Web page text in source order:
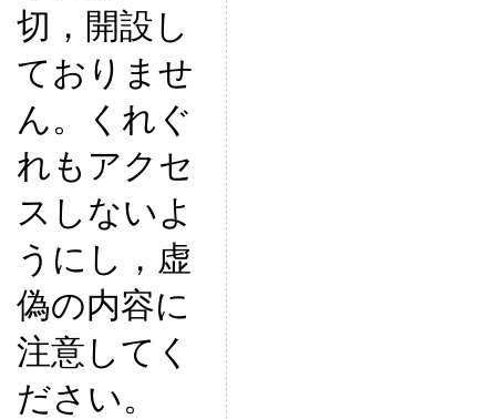
切，開設し
ておりませ
ん。くれぐ
れもアクセ
スしないよ
うにし，虚
偽の内容に
注意してく
ださい。